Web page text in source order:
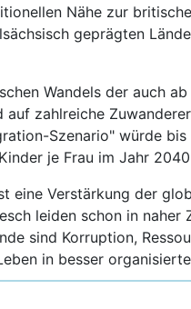
Nähe zur
geprägten
Wandels der auch
auf zahlreiche
Szenario" würde
je Frau im Jahr
eine Verstärkung der
leiden schon in
sind Korruption,
in besser